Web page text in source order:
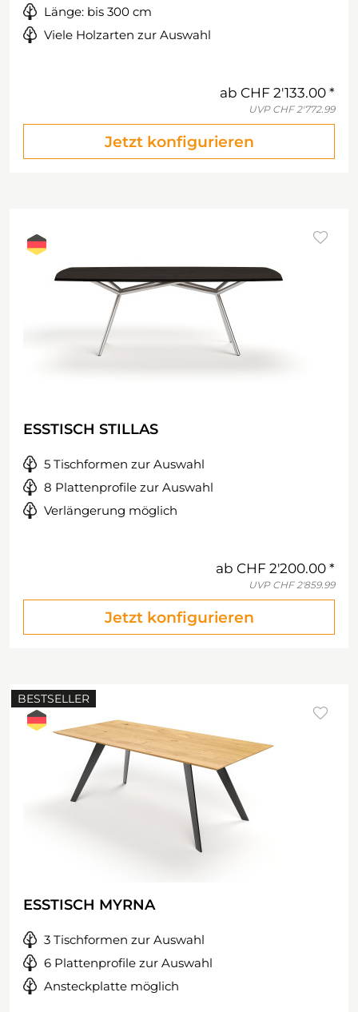
Länge: bis 300 cm
Viele Holzarten zur Auswahl
ab CHF 2'133.00
UVP CHF 2'772.99
Jetzt konfigurieren
ESSTISCH STILLAS
5 Tischformen zur Auswahl
8 Plattenprofile zur Auswahl
Verlängerung möglich
ab CHF 2'200.00
UVP CHF 2'859.99
Jetzt konfigurieren
BESTSELLER
ESSTISCH MYRNA
3 Tischformen zur Auswahl
6 Plattenprofile zur Auswahl
Ansteckplatte möglich